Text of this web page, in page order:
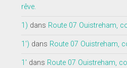
rêve.
1) dans Route 07 Ouistreham,
1') dans Route 07 Ouistreham,
1' dans Route 07 Ouistreham,